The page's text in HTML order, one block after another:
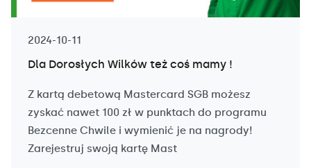
2024-10-11
Dla Dorosłych Wilków też coś mamy !
Z kartą debetową Mastercard SGB możesz
zyskać nawet 100 zł w punktach do programu
Bezcenne Chwile i wymienić je na nagrody!
Zarejestruj swoją kartę Mast